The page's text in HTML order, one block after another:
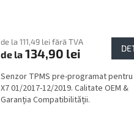
de la 111,49 lei fără TVA
de la 134,90 lei
Senzor TPMS pre-programat
X7 01/2017-12/2019. Calitate OEM &
Garanția Compatibilității.